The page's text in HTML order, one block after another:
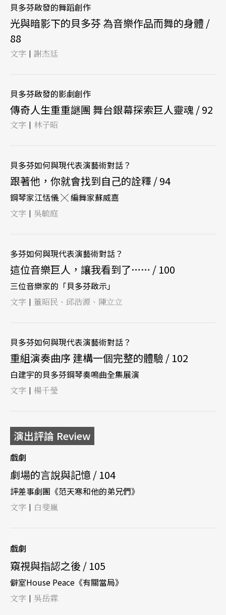
貝多芬啟發的舞蹈創作
光與暗影下的貝多芬 為音樂作品而舞的身體 /
88
文字 | 謝杰廷
貝多芬啟發的影劇創作
傳奇人生重重謎團 舞台銀幕探索巨人靈魂 / 92
文字 | 林子昭
貝多芬如何與現代表演藝術對話？
跟著他，你就會找到自己的詮釋 / 94
鋼琴家江恬儀 ╳ 編舞家蘇威嘉
文字 | 吳毓庭
多芬如何與現代表演藝術對話？
這位音樂巨人，讓我看到了…… / 100
三位音樂家的「貝多芬啟示」
文字 | 董昭民、邱浩源、陳立立
貝多芬如何與現代表演藝術對話？
重組演奏曲序 建構一個完整的體驗 / 102
白建宇的貝多芬鋼琴奏鳴曲全集展演
文字 | 楊千瑩
演出評論 Review
戲劇
劇場的言說與記憶 / 104
評差事劇團《范天寒和他的弟兄們》
文字 | 白斐嵐
戲劇
窺視與指認之後 / 105
僻室House Peace《有關當局》
文字 | 吳岳霖